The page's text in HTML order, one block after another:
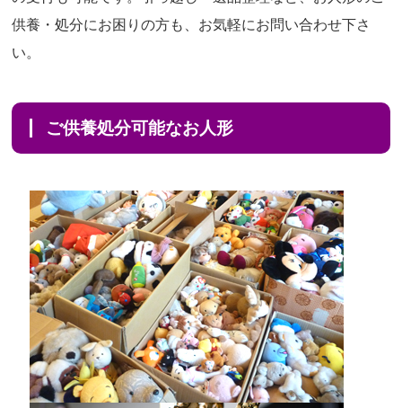
供養・処分にお困りの方も、お気軽にお問い合わせ下さ
い。
ご供養処分可能なお人形